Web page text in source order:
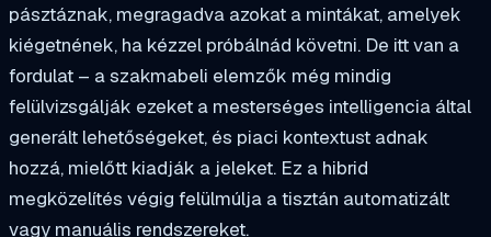
pásztáznak, megragadva azokat a mintákat, amelyek
kiégetnének, ha kézzel próbálnád követni. De itt van a
fordulat – a szakmabeli elemzők még mindig
felülvizsgálják ezeket a mesterséges intelligencia által
generált lehetőségeket, és piaci kontextust adnak
hozzá, mielőtt kiadják a jeleket. Ez a hibrid
megközelítés végig felülmúlja a tisztán automatizált
vagy manuális rendszereket.